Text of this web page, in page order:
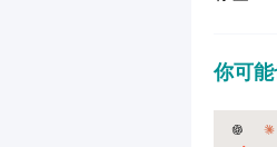
你可